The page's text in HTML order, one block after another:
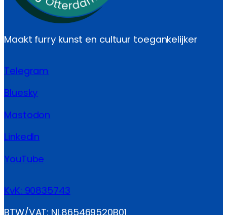
Maakt furry kunst en cultuur toegankelijker
Telegram
Bluesky
Mastodon
LinkedIn
YouTube
KvK: 90835743
BTW/VAT: NL865469520B01